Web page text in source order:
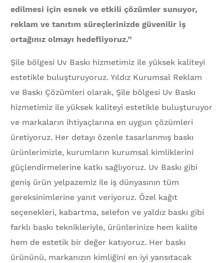
edilmesi için esnek ve etkili çözümler sunuyor,
reklam ve tanıtım süreçlerinizde güvenilir iş
ortağınız olmayı hedefliyoruz.”
Şile bölgesi Uv Baskı hizmetimiz ile yüksek kaliteyi
estetikle buluşturuyoruz. Yıldız Kurumsal Reklam
ve Baskı Çözümleri olarak, Şile bölgesi Uv Baskı
hizmetimiz ile yüksek kaliteyi estetikle buluşturuyor
ve markaların ihtiyaçlarına en uygun çözümleri
üretiyoruz. Her detayı özenle tasarlanmış baskı
ürünlerimizle, kurumların kurumsal kimliklerini
güçlendirmelerine katkı sağlıyoruz. Uv Baskı gibi
geniş ürün yelpazemiz ile iş dünyasının tüm
gereksinimlerine yanıt veriyoruz. Özel kağıt
seçenekleri, kabartma, selefon ve yaldız baskı gibi
farklı baskı teknikleriyle, ürünlerinize hem kalite
hem de estetik bir değer katıyoruz. Her baskı
ürününü, markanızın kimliğini en iyi yansıtacak